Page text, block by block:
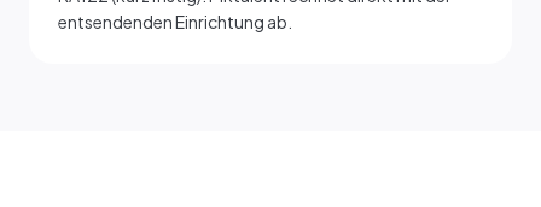
entsendenden Einrichtung ab.